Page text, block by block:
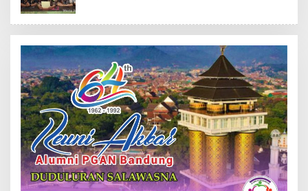
H
R
K
S
I